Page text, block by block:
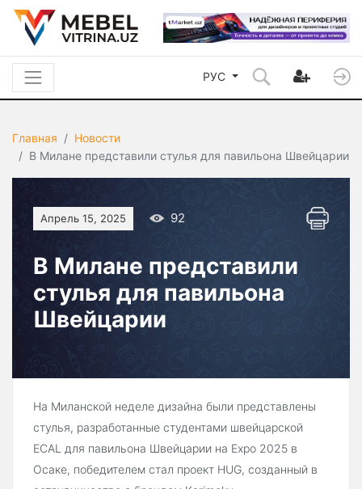
РУС
Главная
Новости
В Милане представили стулья для павильона Швейцарии
Апрель 15, 2025 92
В Милане представили
стулья для павильона
Швейцарии
На Миланской неделе дизайна были представлены
стулья, разработанные студентами швейцарской
ECAL для павильона Швейцарии на Expo 2025 в
Осаке, победителем стал проект HUG, созданный в